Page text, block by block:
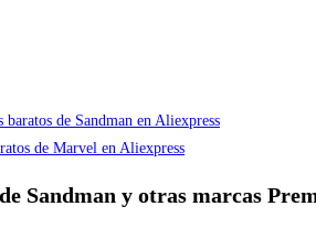
de Sandman en Aliexpress
de Marvel en Aliexpress
Sandman y otras marcas